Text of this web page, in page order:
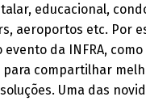
educacional,
aeroportos etc. Por
da INFRA, como
compartilhar
Uma das